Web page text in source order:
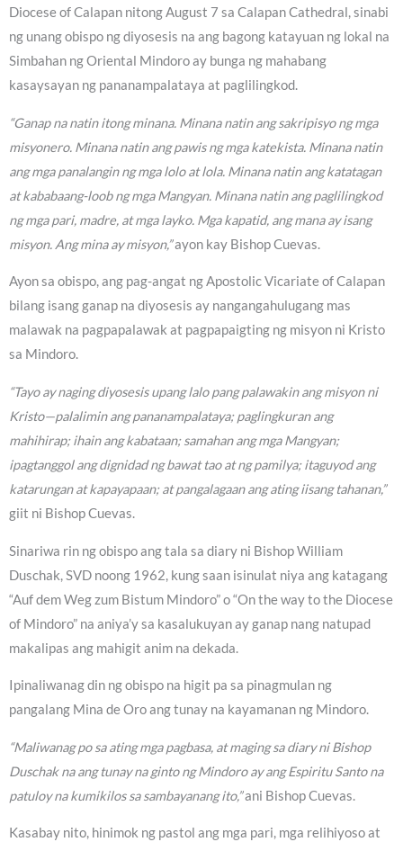
Diocese of Calapan nitong August 7 sa Calapan Cathedral, sinabi
ng unang obispo ng diyosesis na ang bagong katayuan ng lokal na
Simbahan ng Oriental Mindoro ay bunga ng mahabang
kasaysayan ng pananampalataya at paglilingkod.
“Ganap na natin itong minana. Minana natin ang sakripisyo ng mga
misyonero. Minana natin ang pawis ng mga katekista. Minana natin
ang mga panalangin ng mga lolo at lola. Minana natin ang katatagan
at kababaang-loob ng mga Mangyan. Minana natin ang paglilingkod
ng mga pari, madre, at mga layko. Mga kapatid, ang mana ay isang
misyon. Ang mina ay misyon,”ayon kay Bishop Cuevas.
Ayon sa obispo, ang pag-angat ng Apostolic Vicariate of Calapan
bilang isang ganap na diyosesis ay nangangahulugang mas
malawak na pagpapalawak at pagpapaigting ng misyon ni Kristo
sa Mindoro.
“Tayo ay naging diyosesis upang lalo pang palawakin ang misyon ni
Kristo—palalimin ang pananampalataya; paglingkuran ang
mahihirap; ihain ang kabataan; samahan ang mga Mangyan;
ipagtanggol ang dignidad ng bawat tao at ng pamilya; itaguyod ang
katarungan at kapayapaan; at pangalagaan ang ating iisang tahanan,”
giit ni Bishop Cuevas.
Sinariwa rin ng obispo ang tala sa diary ni Bishop William
Duschak, SVD noong 1962, kung saan isinulat niya ang katagang
“Auf dem Weg zum Bistum Mindoro” o “On the way to the Diocese
of Mindoro” na aniya’y sa kasalukuyan ay ganap nang natupad
makalipas ang mahigit anim na dekada.
Ipinaliwanag din ng obispo na higit pa sa pinagmulan ng
pangalang Mina de Oro ang tunay na kayamanan ng Mindoro.
“Maliwanag po sa ating mga pagbasa, at maging sa diary ni Bishop
Duschak na ang tunay na ginto ng Mindoro ay ang Espiritu Santo na
patuloy na kumikilos sa sambayanang ito,”ani Bishop Cuevas.
Kasabay nito, hinimok ng pastol ang mga pari, mga relihiyoso at